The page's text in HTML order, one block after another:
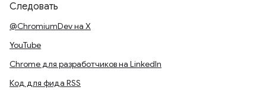
Следовать
@ChromiumDev на X
YouTube
Chrome для разработчиков на LinkedIn
Код для фида RSS